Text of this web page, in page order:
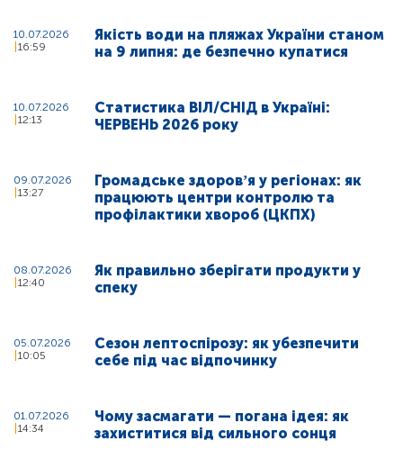
10.07.2026
16:59
Якість води на пляжах України станом
на 9 липня: де безпечно купатися
10.07.2026
12:13
Статистика ВІЛ/СНІД в Україні:
ЧЕРВЕНЬ 2026 року
09.07.2026
13:27
Громадське здоровʼя у регіонах: як
працюють центри контролю та
профілактики хвороб (ЦКПХ)
08.07.2026
12:40
Як правильно зберігати продукти у
спеку
05.07.2026
10:05
Сезон лептоспірозу: як убезпечити
себе під час відпочинку
01.07.2026
14:34
Чому засмагати — погана ідея: як
захиститися від сильного сонця